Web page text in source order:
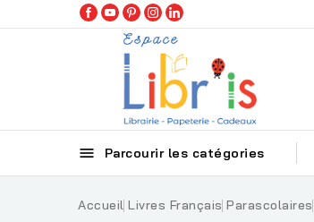
 Parcourir les catégories
Accueil Livres Français Parascolaires